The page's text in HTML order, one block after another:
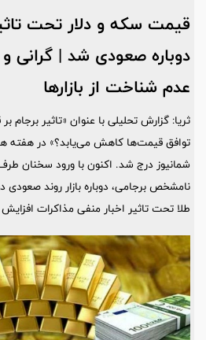
قیمت سکه و دلار تحت
دوباره صعودی شد | گرانی و
عدم شناخت از بازارها
ثریا: گزارش تحلیلی با عنوان «تاثیر برجام
توافق قیمت‌ها کاهش می‌یابد؟» در هفته
شمانیوز درج شد. اکنون با ورود سخنان
نامشخص برجامی، دوباره بازار روند
طلا تحت تاثیر اخبار منفی مذاکرات